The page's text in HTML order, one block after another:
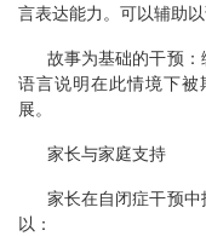
言表达能力。可以辅助
故事为基础的干预
语言说明在此情境下
展。
家长与家庭支持
家长在自闭症干预
以：